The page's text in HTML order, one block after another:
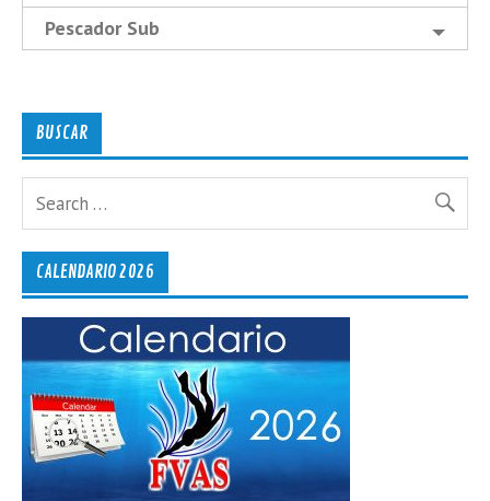
Pescador Sub
BUSCAR
CALENDARIO 2026